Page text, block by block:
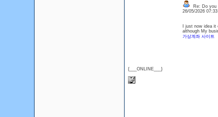
{___ONLINE___}
Re: Do you
26/05/2026
I just now idea
although My
가상계좌 사이트